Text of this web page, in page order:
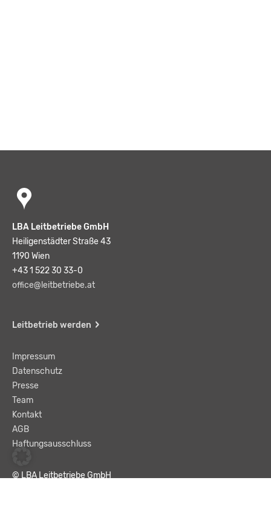
LBA Leitbetriebe GmbH
Heiligenstädter Straße 43
1190 Wien
+43 1 522 30 33-0
office@leitbetriebe.at
Leitbetrieb werden
Impressum
Datenschutz
Presse
Team
Kontakt
AGB
Haftungsausschluss
© LBA Leitbetriebe GmbH